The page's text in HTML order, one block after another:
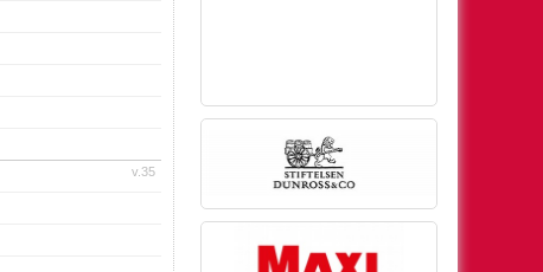
v.35